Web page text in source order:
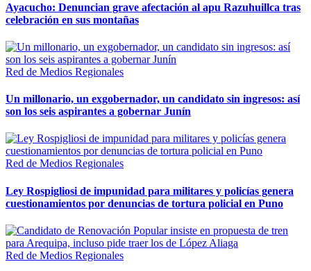
Ayacucho: Denuncian grave afectación al apu Razuhuillca tras
celebración en sus montañas
Red de Medios Regionales
Un millonario, un exgobernador, un candidato sin ingresos: así
son los seis aspirantes a gobernar Junín
Red de Medios Regionales
Ley Rospigliosi de impunidad para militares y policías genera
cuestionamientos por denuncias de tortura policial en Puno
Red de Medios Regionales